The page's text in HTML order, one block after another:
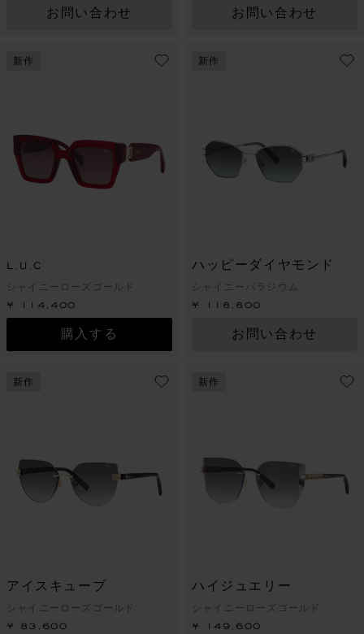
お問い合わせ お問い合わせ
新作
L.U.C
シャイニーローズゴールド
¥ 114,400
購入する
新作
ハッピーダイヤモンド
シャイニーパラジウム
¥ 118,800
お問い合わせ
新作
アイスキューブ
シャイニーローズゴールド
¥ 83,600
新作
ハイジュエリー
シャイニーローズゴールド
¥ 149,600